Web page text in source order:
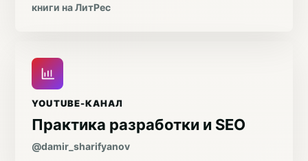
книги на ЛитРес
YOUTUBE-КАНАЛ
Практика разработки и SEO
@damir_sharifyanov